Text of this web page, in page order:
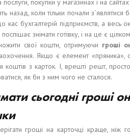
покупки у магазинах і на
назад, коли тільки почали з`являтися
кас бухгалтерій підприємств, а весь
знімати готівку, і на це є
свої кошти, отримуючи гроші
Якщо є елемент «пряника»,
коштів з карток. І, врешті решт,
як би з ним чого не сталося.
сьогодні гроші
гроші на карточці краще, ніж